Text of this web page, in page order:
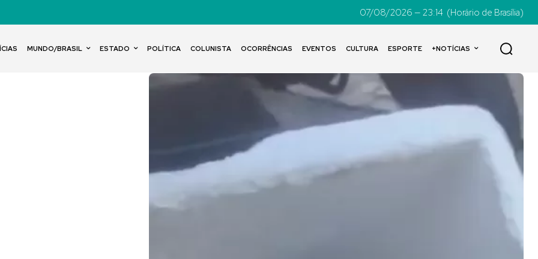
07/08/2026 — 23:14 (Horário de Brasília)
MUNDO/BRASIL ESTADO POLÍTICA COLUNISTA OCORRÊNCIAS EVENTOS CULTURA ESPORTE +NOTÍCIAS